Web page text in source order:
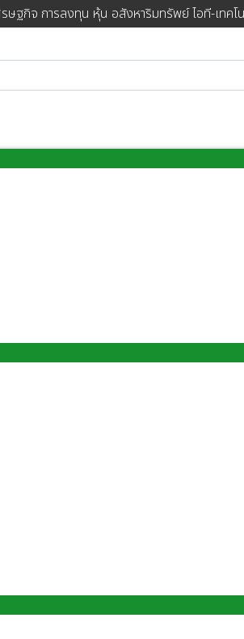
ษฐกิจ การลงทุน หุ้น อสังหาริมทรัพย์ ไอที-เทคโ